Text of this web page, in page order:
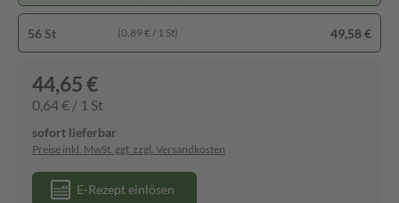
56 St (0,89 € / 1 St) 49,58 €
44,65 €
0,64 € / 1 St
sofort lieferbar
Preise inkl. MwSt. ggf. zzgl. Versandkosten
E-Rezept einlösen